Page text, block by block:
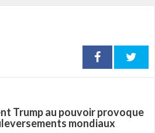
Trump au pouvoir provoque
mondiaux